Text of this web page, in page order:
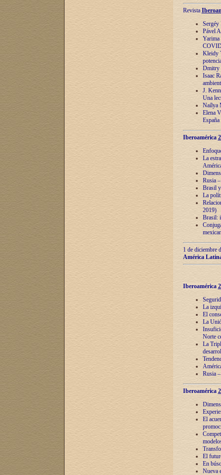
Revista
Sergéy
Pável
Yarima
Kleidy
Dmitry
Isaac
J.
Una
Naílya
Elena
España
Iberoamérica
La
Rusia
Brasil
La
2019)
Brasil:
1 de diciembre
América
Iberoamérica
La
El
La
Norte
La
Rusia
Iberoamérica
El
El
En
Nueva